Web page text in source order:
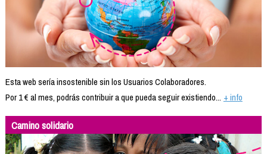
Esta web sería insostenible sin los Usuarios Colaboradores.
Por 1 € al mes, podrás contribuir a que pueda seguir existiendo... + info
Camino solidario